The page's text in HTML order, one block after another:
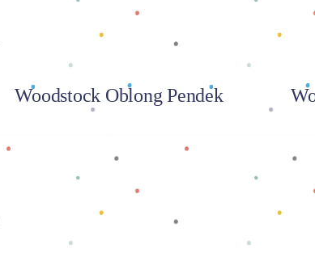
Woodstock Oblong Pendek